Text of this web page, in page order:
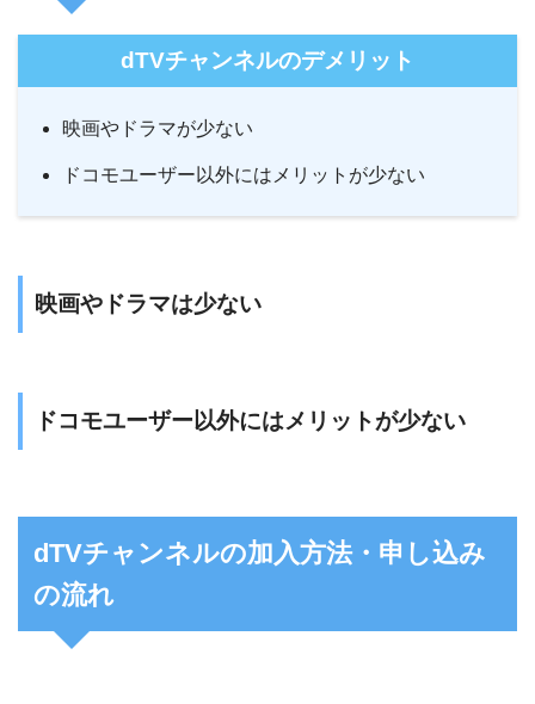
dTVチャンネルのデメリット
映画やドラマが少ない
ドコモユーザー以外にはメリットが少ない
映画やドラマは少ない
ドコモユーザー以外にはメリットが少ない
dTVチャンネルの加入方法・申し込み
の流れ